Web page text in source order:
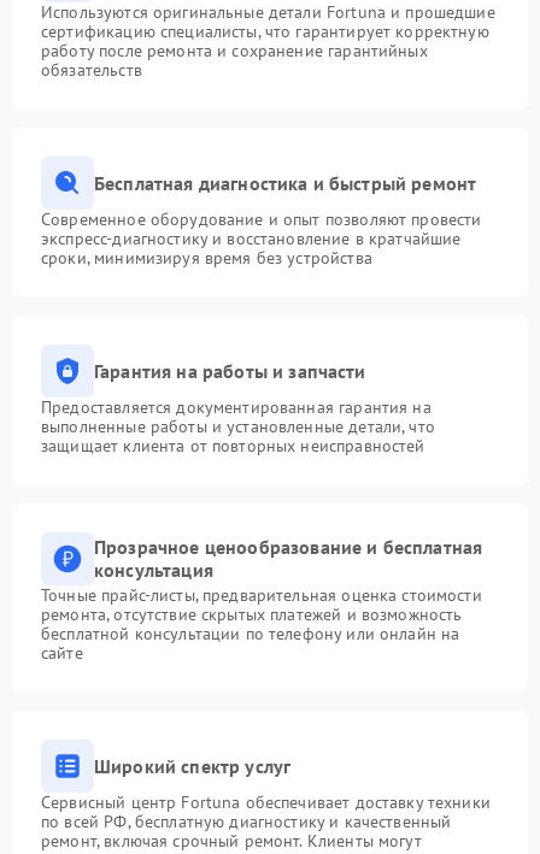
Используются оригинальные детали Fortuna и прошедшие
сертификацию специалисты, что гарантирует корректную
работу после ремонта и сохранение гарантийных
обязательств
Бесплатная диагностика и быстрый ремонт
Современное оборудование и опыт позволяют провести
экспресс-диагностику и восстановление в кратчайшие
сроки, минимизируя время без устройства
Гарантия на работы и запчасти
Предоставляется документированная гарантия на
выполненные работы и установленные детали, что
защищает клиента от повторных неисправностей
Прозрачное ценообразование и бесплатная
консультация
Точные прайс-листы, предварительная оценка стоимости
ремонта, отсутствие скрытых платежей и возможность
бесплатной консультации по телефону или онлайн на
сайте
Широкий спектр услуг
Сервисный центр Fortuna обеспечивает доставку техники
по всей РФ, бесплатную диагностику и качественный
ремонт, включая срочный ремонт. Клиенты могут